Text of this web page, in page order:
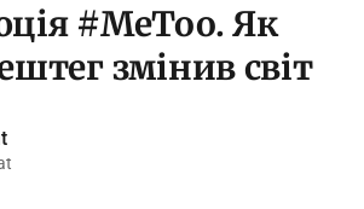
#MeToo. Як
змінив світ